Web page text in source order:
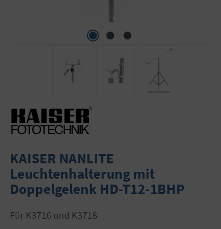
KAISER NANLITE
Leuchtenhalterung mit
Doppelgelenk HD-T12-1BHP
für K3716 und K3718